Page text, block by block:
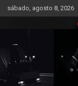
Saltar
al
sábado, agosto 8, 2026